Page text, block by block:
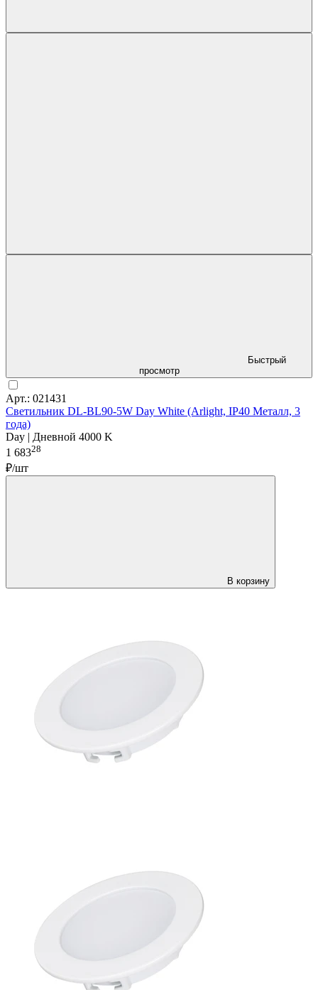
Быстрый
просмотр
Арт.: 021431
Светильник DL-BL90-5W Day White (Arlight, IP40 Металл, 3
года)
Day | Дневной 4000 K
1 68328
₽/шт
В корзину